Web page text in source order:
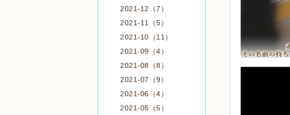
2021-12（7）
2021-11（5）
2021-10（11）
2021-09（4）
2021-08（8）
2021-07（9）
2021-06（4）
2021-05（5）